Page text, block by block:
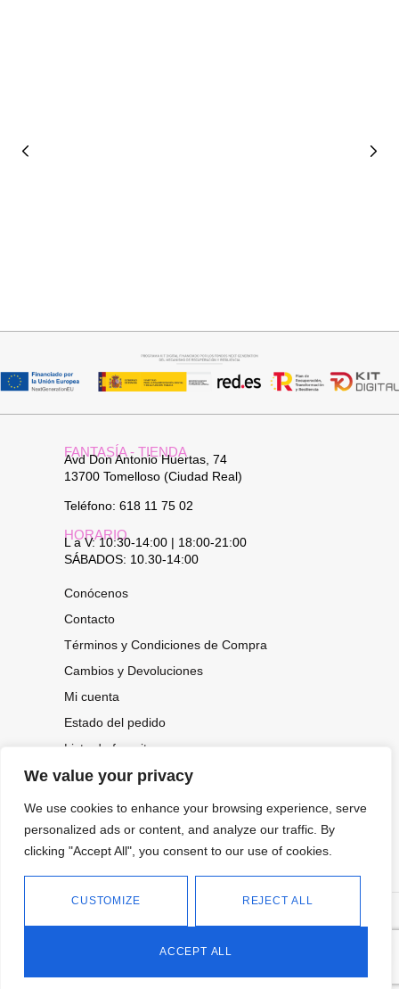
We value your privacy
We use cookies to enhance your browsing experience, serve
personalized ads or content, and analyze our traffic. By
clicking "Accept All", you consent to our use of cookies.
CUSTOMIZE REJECT ALL
ACCEPT ALL
FANTASÍA - TIENDA
Avd Don Antonio Huertas, 74
13700 Tomelloso (Ciudad Real)
Teléfono: 618 11 75 02
HORARIO
L a V: 10:30-14:00 | 18:00-21:00
SÁBADOS: 10.30-14:00
Conócenos
Contacto
Términos y Condiciones de Compra
Cambios y Devoluciones
Mi cuenta
Estado del pedido
Lista de favoritos
CONOCE NUESTRAS NOVEDADES,
OFERTAS...
2026.